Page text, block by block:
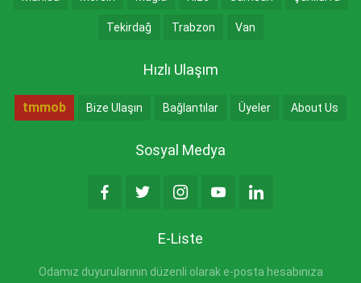
Tekirdağ Trabzon Van
Hızlı Ulaşım
tmmob Bize Ulaşın Bağlantılar Üyeler About Us
Sosyal Medya
E-Liste
Odamız duyurularının düzenli olarak e-posta hesabınıza